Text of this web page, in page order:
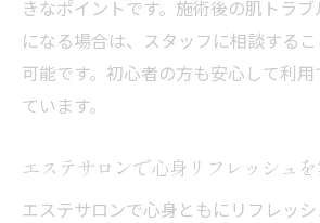
きなポイントです。施術後の肌トラ
になる場合は、スタッフに相談する
可能です。初心者の方も安心して利
ています。
エステサロンで心身リフレッシュ
エステサロンで心身ともにリフレッシ